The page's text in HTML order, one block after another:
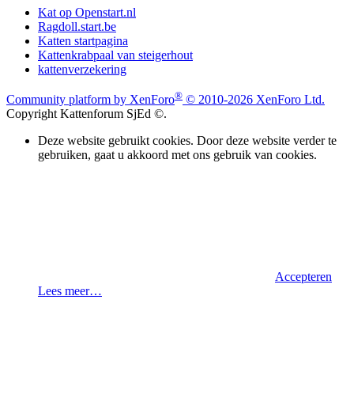
Kat op Openstart.nl
Ragdoll.start.be
Katten startpagina
Kattenkrabpaal van steigerhout
kattenverzekering
Community platform by XenForo® © 2010-2026 XenForo Ltd.
Copyright Kattenforum SjEd ©.
Deze website gebruikt cookies. Door deze website verder te
gebruiken, gaat u akkoord met ons gebruik van cookies.
Accepteren
Lees meer…